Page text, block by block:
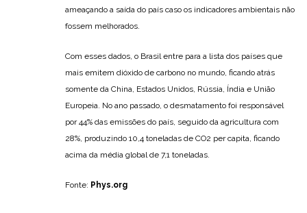
ameaçando a saída do país caso os indicadores ambientais não
fossem melhorados.
Com esses dados, o Brasil entre para a lista dos países que
mais emitem dióxido de carbono no mundo, ficando atrás
somente da China, Estados Unidos, Rússia, Índia e União
Europeia. No ano passado, o desmatamento foi responsável
por 44% das emissões do país, seguido da agricultura com
28%, produzindo 10,4 toneladas de CO2 per capita, ficando
acima da média global de 7,1 toneladas.
Fonte: Phys.org